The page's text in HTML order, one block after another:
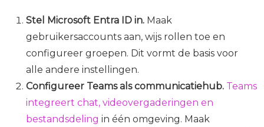
Stel Microsoft Entra ID in. Maak
gebruikersaccounts aan, wijs rollen toe en
configureer groepen. Dit vormt de basis voor
alle andere instellingen.
Configureer Teams als communicatiehub. Teams
integreert chat, videovergaderingen en
bestandsdeling in één omgeving. Maak